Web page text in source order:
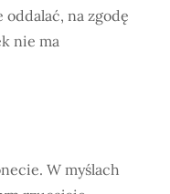
oddalać, na zgodę
nie ma
W myślach